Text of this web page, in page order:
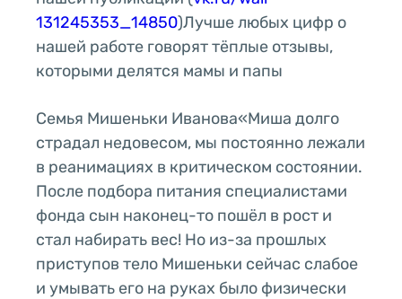
131245353_14850)Лучше любых цифр о
нашей работе говорят тёплые отзывы,
которыми делятся мамы и папы
Семья Мишеньки Иванова«Миша долго
страдал недовесом, мы постоянно лежали
в реанимациях в критическом состоянии.
После подбора питания специалистами
фонда сын наконец-то пошёл в рост и
стал набирать вес! Но из-за прошлых
приступов тело Мишеньки сейчас слабое
и умывать его на руках было физически